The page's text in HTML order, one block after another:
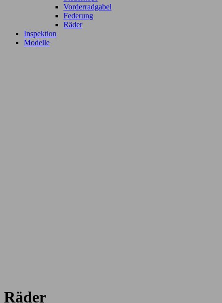
Vorderradgabel
Federung
Räder
Inspektion
Modelle
Räder